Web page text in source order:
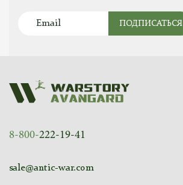
ПОДПИСАТЬСЯ
8-800-222-19-41
sale@antic-war.com